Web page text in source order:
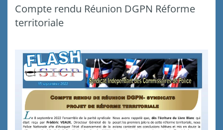
Compte rendu Réunion DGPN Réforme
territoriale